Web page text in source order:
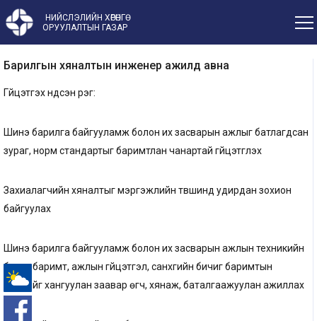
НИЙСЛЭЛИЙН ХӨРӨНГӨ
ОРУУЛАЛТЫН ГАЗАР
Барилгын хяналтын инженер ажилд авна
Гүйцэтгэх үндсэн үүрэг:
Шинэ барилга байгууламж болон их засварын ажлыг батлагдсан
зураг, норм стандартыг баримтлан чанартай гүйцэтгүүлэх
Захиалагчийн хяналтыг мэргэжлийн түвшинд удирдан зохион
байгуулах
Шинэ барилга байгууламж болон их засварын ажлын техникийн
бичиг баримт, ажлын гүйцэтгэл, санхүүгийн бичиг баримтын
бүрдлийг хангуулан заавар өгч, хянаж, баталгаажуулан ажиллах